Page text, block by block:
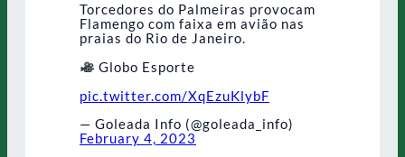
Torcedores do Palmeiras provocam
Flamengo com faixa em avião nas
praias do Rio de Janeiro.
Globo Esporte
pic.twitter.com/XqEzuKlybF
— Goleada Info (@goleada_info)
February 4, 2023